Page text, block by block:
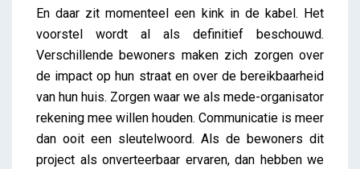
En daar zit momenteel een kink in de kabel. Het
voorstel wordt al als definitief beschouwd.
Verschillende bewoners maken zich zorgen over
de impact op hun straat en over de bereikbaarheid
van hun huis. Zorgen waar we als mede-organisator
rekening mee willen houden. Communicatie is meer
dan ooit een sleutelwoord. Als de bewoners dit
project als onverteerbaar ervaren, dan hebben we